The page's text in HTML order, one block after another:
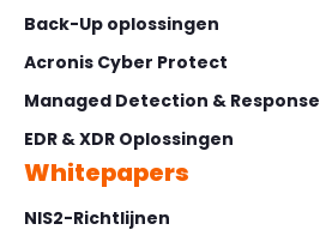
Back-Up oplossingen
Acronis Cyber Protect
Managed Detection & Response
EDR & XDR Oplossingen
Whitepapers
NIS2-Richtlijnen